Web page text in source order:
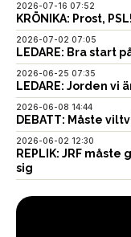
2026-07-16 07:52
KRÖNIKA: Prost, PSL!
2026-07-02 07:05
LEDARE: Bra start
2026-06-25 07:35
LEDARE: Jorden vi
2026-06-08 14:44
DEBATT: Måste
2026-06-02 12:30
REPLIK: JRF
sig